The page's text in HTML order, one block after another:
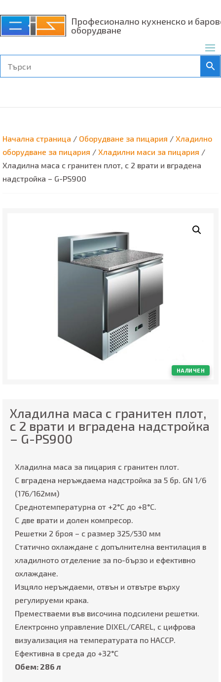
Професионално кухненско и
оборудване
Начална страница / Оборудване за пицария / Хладилно
оборудване за пицария / Хладилни маси за пицария /
Хладилна маса с гранитен плот, с 2 врати и вградена
надстройка – G-PS900
НАЛИЧЕН
Хладилна маса с гранитен плот,
с 2 врати и вградена надстройка
– G-PS900
Хладилна маса за пицария с гранитен плот.
С вградена неръждаема надстройка за 5 бр. GN 1/6
(176/162мм)
Среднотемпературна от +2°C до +8°C.
С две врати и долен компресор.
Решетки 2 броя – с размер 325/530 мм
Статично охлаждане с допълнителна вентилация в
хладилното отделение за по-бързо и ефективно
охлаждане.
Изцяло неръждаеми, отвън и отвътре върху
регулируеми крака.
Преместваеми във височина подсилени решетки.
Електронно управление DIXEL/CAREL, с цифровa
визуализация на температурата по НАССР.
Ефективна в среда до +32°C
Обем: 286 л